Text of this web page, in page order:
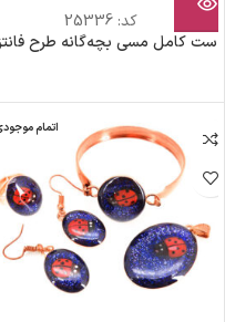
کد:25336
ست کامل مسی بچه‌گانه طرح
اتمام